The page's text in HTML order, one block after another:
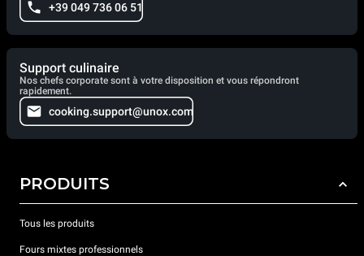
+39 049 736 06 51
Support culinaire
Nos chefs corporate sont à votre disposition et vous répondront
rapidement.
cooking.support@unox.com
PRODUITS
Tous les produits
Fours mixtes professionnels